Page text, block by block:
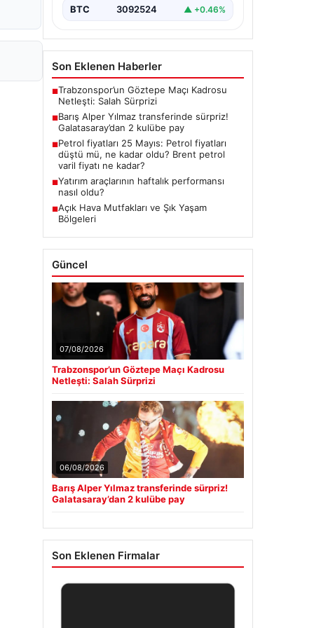
BTC 3092524 ▲ +0.46%
Son Eklenen Haberler
■Trabzonspor’un Göztepe Maçı Kadrosu
Netleşti: Salah Sürprizi
■Barış Alper Yılmaz transferinde sürpriz!
Galatasaray’dan 2 kulübe pay
■Petrol fiyatları 25 Mayıs: Petrol fiyatları
düştü mü, ne kadar oldu? Brent petrol
varil fiyatı ne kadar?
■Yatırım araçlarının haftalık performansı
nasıl oldu?
■Açık Hava Mutfakları ve Şık Yaşam
Bölgeleri
Güncel
07/08/2026
Trabzonspor’un Göztepe Maçı Kadrosu
Netleşti: Salah Sürprizi
06/08/2026
Barış Alper Yılmaz transferinde sürpriz!
Galatasaray’dan 2 kulübe pay
Son Eklenen Firmalar